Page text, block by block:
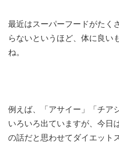
最近はスーパーフードがたく
らないというほど、体に良い
ね。
例えば、「アサイー」「チア
いろいろ出ていますが、今日
の話だと思わせてダイエット